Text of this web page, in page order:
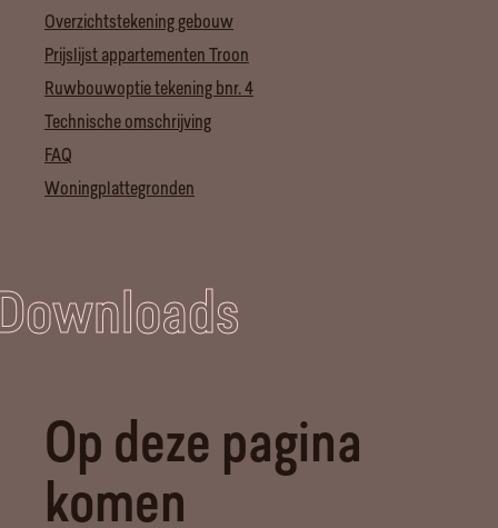
Op deze pagina
komen
Overzichtstekening gebouw
Prijslijst appartementen Troon
Ruwbouwoptie tekening bnr. 4
Technische omschrijving
FAQ
Woningplattegronden